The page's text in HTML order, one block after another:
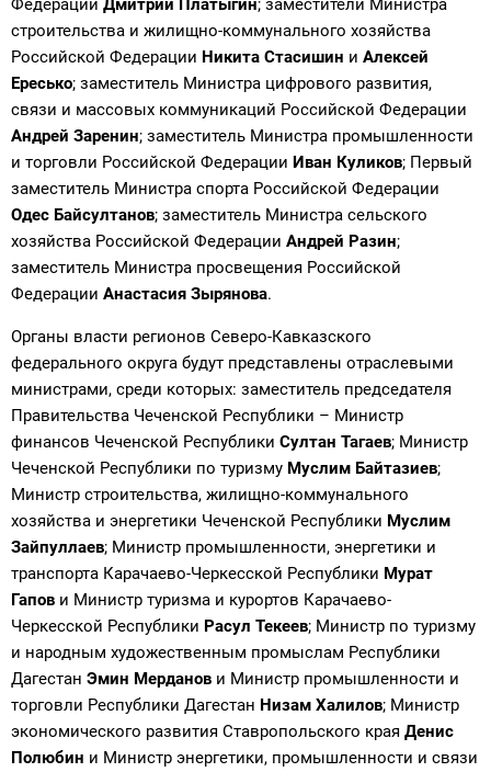
Федерации Дмитрий Платыгин; заместители Министра
строительства и жилищно-коммунального хозяйства
Российской Федерации Никита Стасишин и Алексей
Ересько; заместитель Министра цифрового развития,
связи и массовых коммуникаций Российской Федерации
Андрей Заренин; заместитель Министра промышленности
и торговли Российской Федерации Иван Куликов; Первый
заместитель Министра спорта Российской Федерации
Одес Байсултанов; заместитель Министра сельского
хозяйства Российской Федерации Андрей Разин;
заместитель Министра просвещения Российской
Федерации Анастасия Зырянова.
Органы власти регионов Северо-Кавказского
федерального округа будут представлены отраслевыми
министрами, среди которых: заместитель председателя
Правительства Чеченской Республики – Министр
финансов Чеченской Республики Султан Тагаев; Министр
Чеченской Республики по туризму Муслим Байтазиев;
Министр строительства, жилищно-коммунального
хозяйства и энергетики Чеченской Республики Муслим
Зайпуллаев; Министр промышленности, энергетики и
транспорта Карачаево-Черкесской Республики Мурат
Гапов и Министр туризма и курортов Карачаево-
Черкесской Республики Расул Текеев; Министр по туризму
и народным художественным промыслам Республики
Дагестан Эмин Мерданов и Министр промышленности и
торговли Республики Дагестан Низам Халилов; Министр
экономического развития Ставропольского края Денис
Полюбин и Министр энергетики, промышленности и связи